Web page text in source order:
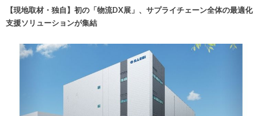
【現地取材・独自】初の「物流DX展」、サプライチェーン全体の最適化
支援ソリューションが集結